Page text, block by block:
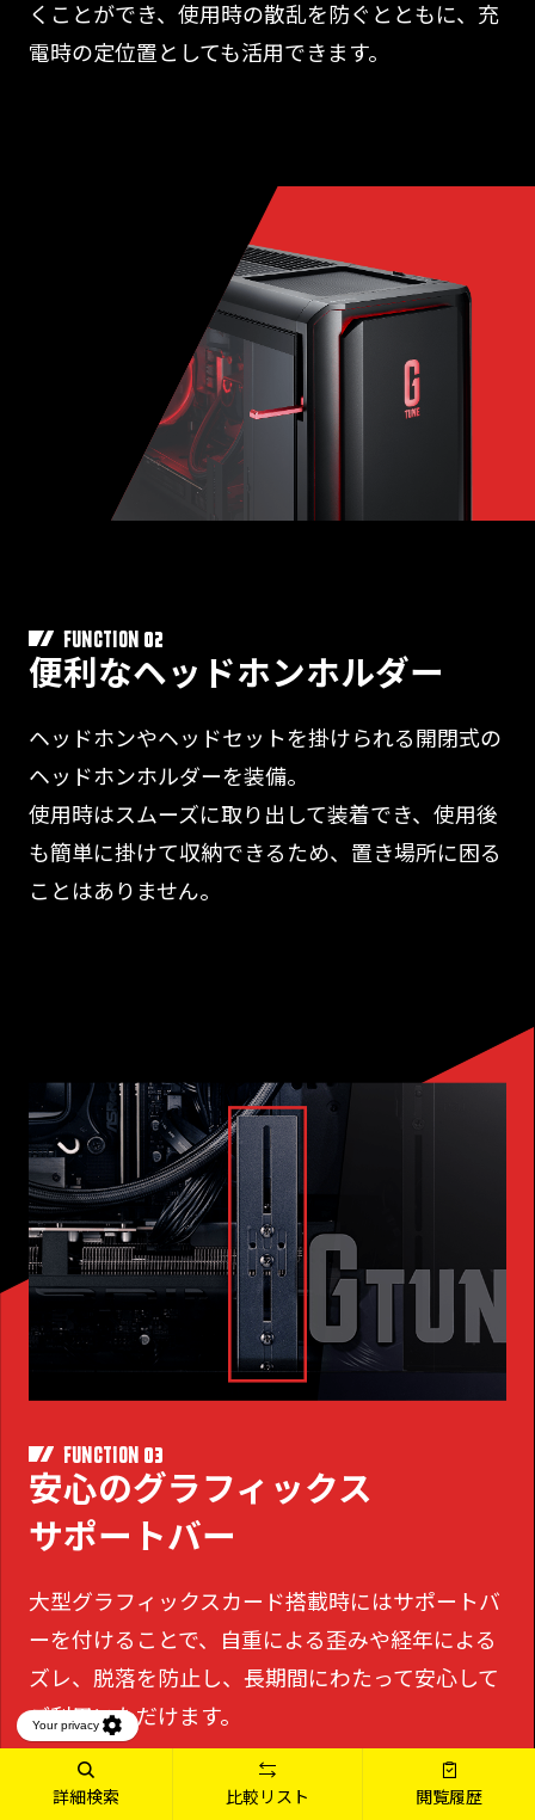
くことができ、使用時の散乱を防ぐとともに、充
電時の定位置としても活用できます。
FUNCTION 02
便利なヘッドホンホルダー
ヘッドホンやヘッドセットを掛けられる開閉式の
ヘッドホンホルダーを装備。
使用時はスムーズに取り出して装着でき、使用後
も簡単に掛けて収納できるため、置き場所に困る
ことはありません。
FUNCTION 03
安心のグラフィックス
サポートバー
大型グラフィックスカード搭載時にはサポートバ
ーを付けることで、
自重による歪みや経年による
ズレ、脱落を防止し、長期間にわたって安心して
ご利用いただけます。
詳細検索 比較リスト 閲覧履歴